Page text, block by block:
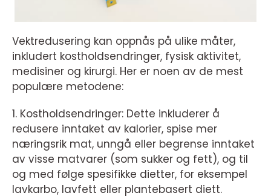
Vektredusering kan oppnås på ulike måter,
inkludert kostholdsendringer, fysisk aktivitet,
medisiner og kirurgi. Her er noen av de mest
populære metodene:
1. Kostholdsendringer: Dette inkluderer å
redusere inntaket av kalorier, spise mer
næringsrik mat, unngå eller begrense inntaket
av visse matvarer (som sukker og fett), og til
og med følge spesifikke dietter, for eksempel
lavkarbo, lavfett eller plantebasert diett.